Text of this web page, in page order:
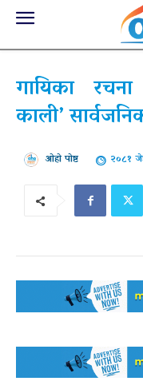
गायिका
काली’
ओहो पोष्ट २०८१